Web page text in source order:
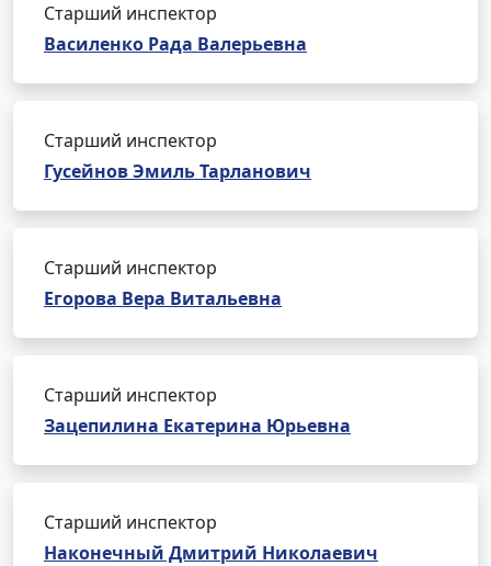
Старший инспектор
Василенко Рада Валерьевна
Старший инспектор
Гусейнов Эмиль Тарланович
Старший инспектор
Егорова Вера Витальевна
Старший инспектор
Зацепилина Екатерина Юрьевна
Старший инспектор
Наконечный Дмитрий Николаевич